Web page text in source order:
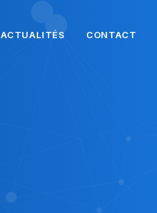
ACTUALITÉS CONTACT